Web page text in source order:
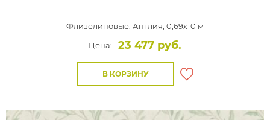
Флизелиновые, Англия, 0,69x10 м
Цена:
23 477 руб.
В КОРЗИНУ